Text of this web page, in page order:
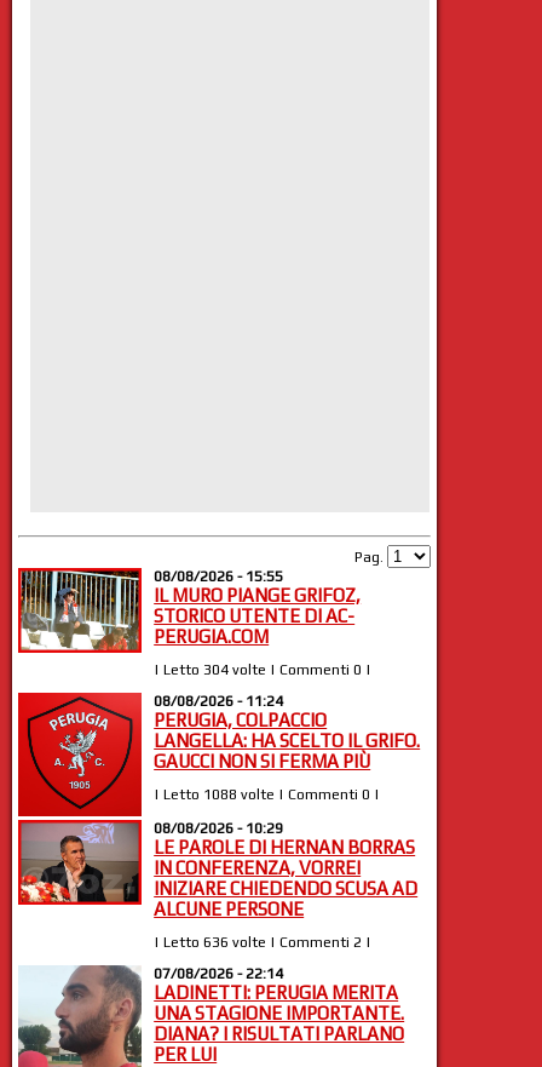
Pag.
08/08/2026 - 15:55
IL MURO PIANGE GRIFOZ,
STORICO UTENTE DI AC-
PERUGIA.COM
| Letto 304 volte | Commenti 0 |
08/08/2026 - 11:24
PERUGIA, COLPACCIO
LANGELLA: HA SCELTO IL GRIFO.
GAUCCI NON SI FERMA PIÙ
| Letto 1088 volte | Commenti 0 |
08/08/2026 - 10:29
LE PAROLE DI HERNAN BORRAS
IN CONFERENZA, VORREI
INIZIARE CHIEDENDO SCUSA AD
ALCUNE PERSONE
| Letto 636 volte | Commenti 2 |
07/08/2026 - 22:14
LADINETTI: PERUGIA MERITA
UNA STAGIONE IMPORTANTE.
DIANA? I RISULTATI PARLANO
PER LUI